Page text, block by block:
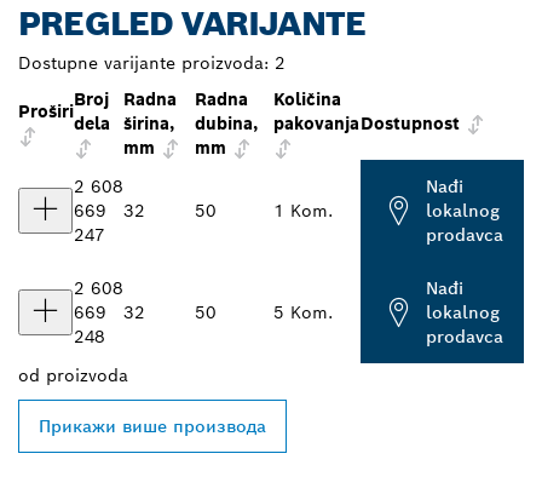
PREGLED VARIJANTE
Dostupne varijante proizvoda: 2
Proširi
Broj
dela
Radna
širina,
mm
Radna
dubina,
mm
Količina
pakovanjaDostupnost
2 608
669
247
32 50 1 Kom.
Nađi
lokalnog
prodavca
2 608
669
248
32 50 5 Kom.
Nađi
lokalnog
prodavca
od proizvoda
Прикажи више производа